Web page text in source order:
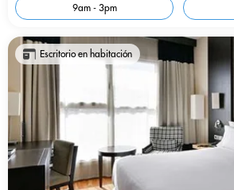
9am - 3pm
Escritorio en habitación